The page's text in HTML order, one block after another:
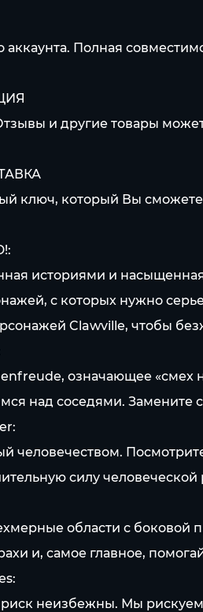
Полная
и другие товары
ключ, который Вы
историями и
с которых нужно
Clawville, чтобы
означающее
над соседями. Замените
человечеством.
силу
области с боковой
и, самое главное,
неизбежны. Мы